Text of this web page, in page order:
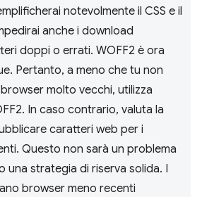
notevolmente il CSS e il
anche i download
doppi o errati. WOFF2 è ora
Pertanto, a meno che tu non
molto vecchi, utilizza
In caso contrario, valuta la
caratteri web per i
Questo non sarà un problema
una strategia di riserva solida. I
browser meno recenti